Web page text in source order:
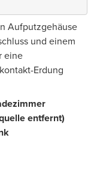
Aufputzgehäuse
und einem
eine
Erdung
entfernt)